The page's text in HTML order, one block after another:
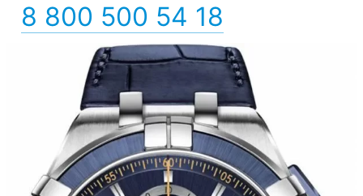
8 800 500 54 18